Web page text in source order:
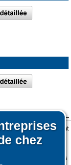
chez
autour de Le
nommés cookies sont
la navigation, le
pour l'éditeur.
des cookies à des